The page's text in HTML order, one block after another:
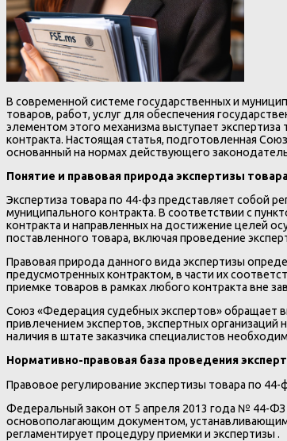
В современной системе государственных и
товаров, работ, услуг для обеспечения
элементом этого механизма выступает
контракта. Настоящая статья, подготовленная
основанный на нормах действующего
Понятие и правовая природа экспертизы
Экспертиза товара по 44-фз представляет собой
муниципального контракта. В соответствии с
контракта и направленных на достижение целей
поставленного товара, включая проведение
Правовая природа данного вида экспертизы
предусмотренных контрактом, в части их
приемке товаров в рамках любого контракта вне
Союз «Федерация судебных экспертов» обращает
привлечением экспертов, экспертных
наличия в штате заказчика специалистов
Нормативно-правовая база проведения
Правовое регулирование экспертизы товара по
Федеральный закон от 5 апреля 2013 года № 44-ФЗ
основополагающим документом, устанавливающим
регламентирует процедуру приемки и экспертизы .